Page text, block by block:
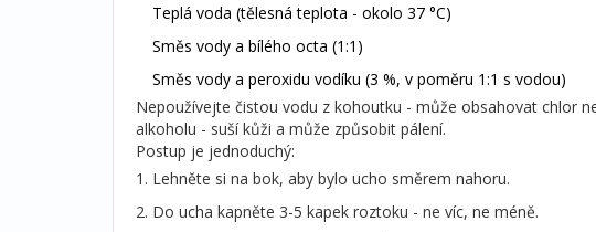
Teplá voda (tělesná teplota - okolo 37 °C)
Směs vody a bílého octa (1:1)
Směs vody a peroxidu vodíku (3 %, v poměru 1:1 s vodou)
Nepoužívejte čistou vodu z kohoutku - může obsahovat chlor
alkoholu - suší kůži a může způsobit pálení.
Postup je jednoduchý:
Lehněte si na bok, aby bylo ucho směrem nahoru.
Do ucha kapněte 3-5 kapek roztoku - ne víc, ne méně.